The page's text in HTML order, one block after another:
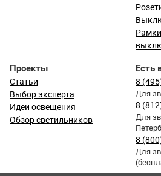
Проекты
Статьи
Выбор эксперта
Идеи освещения
Обзор светильников
Есть
8
Для
8
Для
8
Для